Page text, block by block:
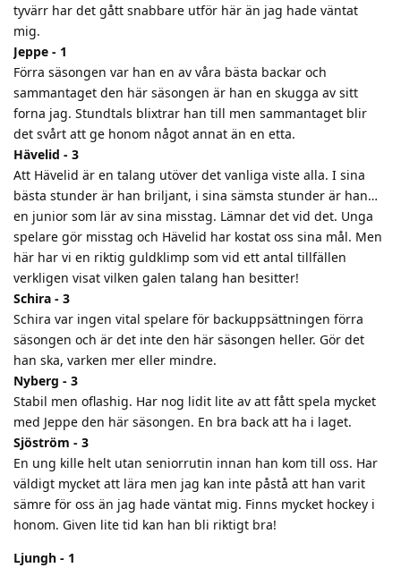
tyvärr har det gått snabbare utför här än jag hade väntat
mig.
Jeppe - 1
Förra säsongen var han en av våra bästa backar och
sammantaget den här säsongen är han en skugga av sitt
forna jag. Stundtals blixtrar han till men sammantaget blir
det svårt att ge honom något annat än en etta.
Hävelid - 3
Att Hävelid är en talang utöver det vanliga viste alla. I sina
bästa stunder är han briljant, i sina sämsta stunder är han…
en junior som lär av sina misstag. Lämnar det vid det. Unga
spelare gör misstag och Hävelid har kostat oss sina mål. Men
här har vi en riktig guldklimp som vid ett antal tillfällen
verkligen visat vilken galen talang han besitter!
Schira - 3
Schira var ingen vital spelare för backuppsättningen förra
säsongen och är det inte den här säsongen heller. Gör det
han ska, varken mer eller mindre.
Nyberg - 3
Stabil men oflashig. Har nog lidit lite av att fått spela mycket
med Jeppe den här säsongen. En bra back att ha i laget.
Sjöström - 3
En ung kille helt utan seniorrutin innan han kom till oss. Har
väldigt mycket att lära men jag kan inte påstå att han varit
sämre för oss än jag hade väntat mig. Finns mycket hockey i
honom. Given lite tid kan han bli riktigt bra!
Ljungh - 1